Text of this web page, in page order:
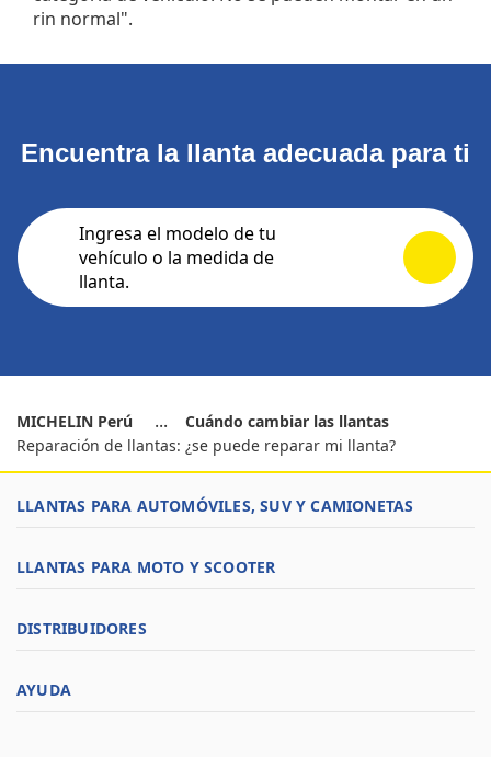
rin normal".
Encuentra la llanta adecuada para ti
Ingresa el modelo de tu
vehículo o la medida de
llanta.
MICHELIN Perú
Cuándo cambiar las llantas
Reparación de llantas: ¿se puede reparar mi llanta?
LLANTAS PARA AUTOMÓVILES, SUV Y CAMIONETAS
LLANTAS PARA MOTO Y SCOOTER
DISTRIBUIDORES
AYUDA